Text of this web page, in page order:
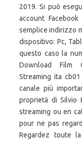
2019. Si può
account
semplice indirizzo
dispositivo: Pc,
questo caso la
Download Film
Streaming ita
canale più
proprietà di Silvio
streaming ou en
pour ne pas
Regardez toute